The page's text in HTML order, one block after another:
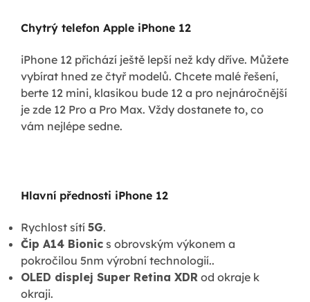
Chytrý telefon Apple iPhone 12
iPhone 12 přichází ještě lepší než kdy dříve. Můžete
vybírat hned ze čtyř modelů. Chcete malé řešení,
berte 12 mini, klasikou bude 12 a pro nejnáročnější
je zde 12 Pro a Pro Max. Vždy dostanete to, co
vám nejlépe sedne.
Hlavní přednosti iPhone 12
Rychlost sítí 5G.
Čip A14 Bionic s obrovským výkonem a
pokročilou 5nm výrobní technologií..
OLED displej Super Retina XDR od okraje k
okraji.